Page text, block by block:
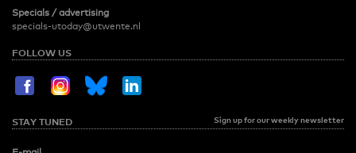
Specials / advertising
specials-utoday@utwente.nl
FOLLOW US
STAY TUNED Sign up for our weekly newsletter